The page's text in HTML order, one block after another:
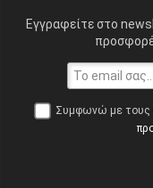
Εγγραφείτε στο
Συμφωνώ με τους